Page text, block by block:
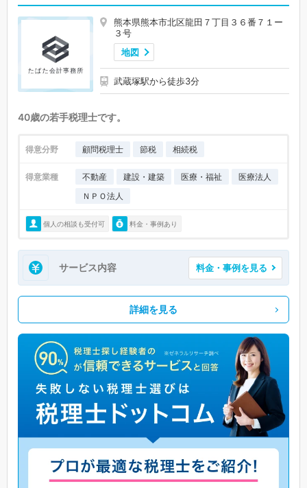
熊本県熊本市北区龍田７丁目３６番７１ー
３号
地図
武蔵塚駅から徒歩3分
40歳の若手税理士です。
得意分野 顧問税理士 節税 相続税
得意業種 不動産 建設・建築 医療・福祉
医療法人
ＮＰＯ法人
個人の相談も受付可 料金・事例あり
サービス内容 料金・事例を見る
詳細を見る